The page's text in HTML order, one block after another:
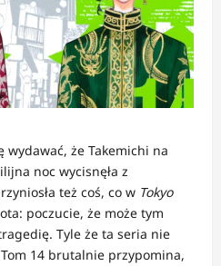
wydawać, że Takemichi na
noc wycisnęła z
też coś, co w Tokyo
poczucie, że może tym
Tyle że ta seria nie
14 brutalnie przypomina,